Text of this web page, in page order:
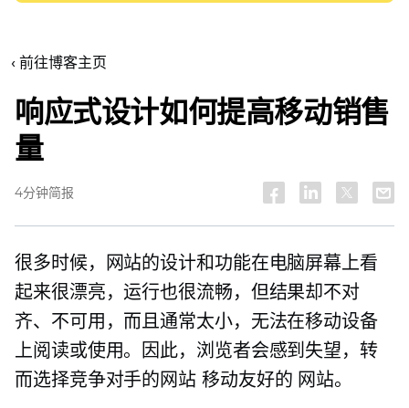
‹ 前往博客主页
响应式设计如何提高移动销售
量
4分钟简报
很多时候，网站的设计和功能在电脑屏幕上看
起来很漂亮，运行也很流畅，但结果却不对
齐、不可用，而且通常太小，无法在移动设备
上阅读或使用。因此，浏览者会感到失望，转
而选择竞争对手的网站 移动友好的 网站。